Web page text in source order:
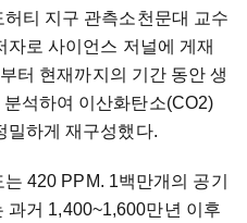
티 지구 관측소천문대 교수
로 사이언스 저널에 게재
터 현재까지의 기간 동안 생
석하여 이산화탄소(CO2)
밀하게 재구성했다.
420 PPM. 1백만개의 공기
과거 1,400~1,600만년 이후